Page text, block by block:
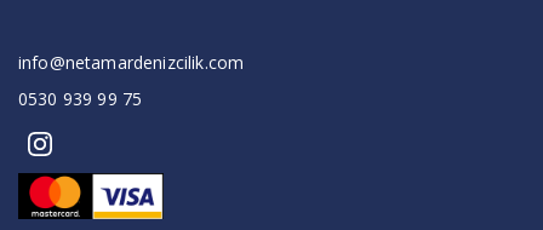
info@netamardenizcilik.com
0530 939 99 75